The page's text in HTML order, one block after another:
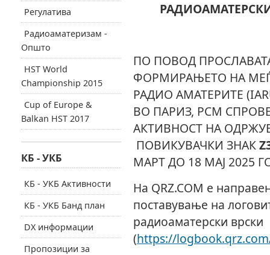
ПО ПОВОД
ФОРМИРАЊЕТО НА
РАДИО АМАТЕРИТЕ
ВО ПАРИЗ, РСМ
АКТИВНОСТ НА
ПОВИКУВАЧКИ ЗНАК
МАРТ ДО 18 МАЈ 2025
На QRZ.COM е
поставување на
радиоаматерски врски
(https://
Регулатива
Радиоаматеризам -
Општо
HST World
Championship 2015
Cup of Europe &
Balkan HST 2017
КБ - УКБ
КБ - УКБ Активности
КБ - УКБ Банд план
DX информации
Пропозиции за